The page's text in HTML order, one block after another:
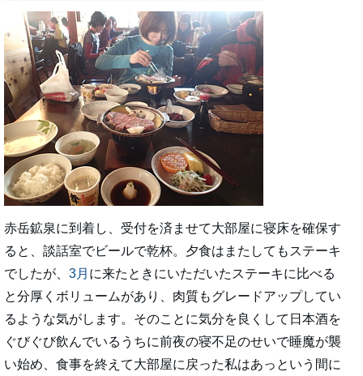
赤岳鉱泉に到着し、受付を済ませて大部屋に寝床を確保す
ると、談話室でビールで乾杯。夕食はまたしてもステーキ
でしたが、 3月 に来たときにいただいたステーキに比べる
と分厚くボリュームがあり、肉質もグレードアップしてい
るような気がします。そのことに気分を良くして日本酒を
ぐびぐび飲んでいるうちに前夜の寝不足のせいで睡魔が襲
い始め、食事を終えて大部屋に戻った私はあっという間に